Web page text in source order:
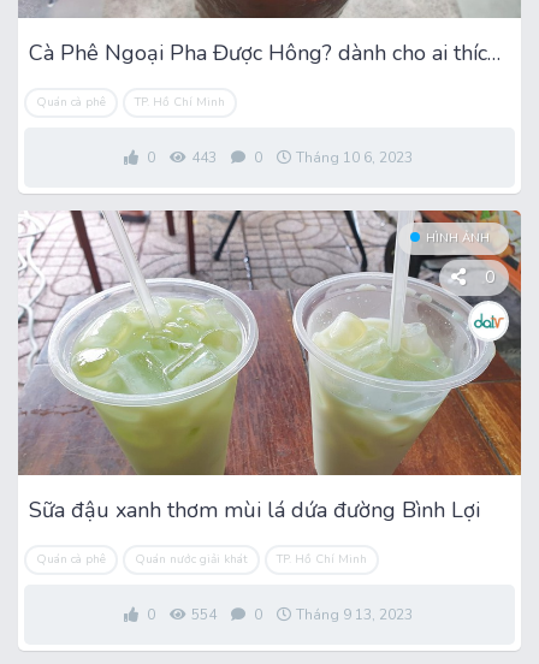
Cà Phê Ngoại Pha Được Hông? dành cho ai thích uống no
Quán cà phê TP. Hồ Chí Minh
0 443 0 Tháng 10 6, 2023
HÌNH ẢNH
0
Sữa đậu xanh thơm mùi lá dứa đường Bình Lợi
Quán cà phê Quán nước giải khát TP. Hồ Chí Minh
0 554 0 Tháng 9 13, 2023